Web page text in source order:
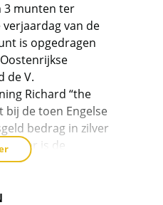
3 munten ter
van de
is opgedragen
de V.
Richard “the
bij de toen Engelse
bedrag in zilver
zilver is de